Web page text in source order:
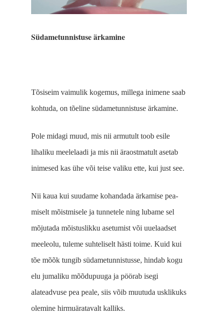
Südametunnistuse ärkamine
Tõsiseim vaimulik koge­mus, millega inimene saab
kohtuda, on tõeline südametunnistuse ärkamine.
Pole midagi muud, mis nii armutult toob esile
lihaliku meelelaadi ja mis nii äraostmatult asetab
inimesed kas ühe või teise valiku ette, kui just see.
Nii kaua kui suudame kohandada ärkamise pea­
miselt mõistmisele ja tunnetele ning lubame sel
mõjutada mõistuslikku ase­tumist või uuelaadset
meeleolu, tuleme suhteliselt hästi toime. Kuid kui
tõe mõõk tungib südametunnistusse, hindab kogu
elu jumaliku mõõdupuuga ja pöörab isegi
alateadvuse pea peale, siis võib muutuda usklikuks
olemine hirmuäratavalt kalliks.